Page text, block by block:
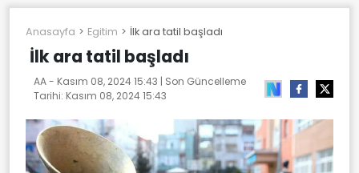
Anasayfa Egitim İlk ara tatil başladı
İlk ara tatil başladı
AA - Kasım 08, 2024 15:43 | Son Güncelleme
Tarihi: Kasım 08, 2024 15:43